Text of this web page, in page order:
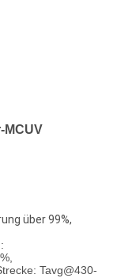
MCUV
über 99%,
:
Tavg@430-